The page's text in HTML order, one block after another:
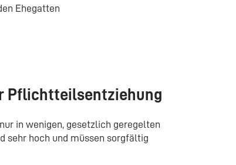
Ehegatten
Pflichtteilsentziehung
in wenigen, gesetzlich geregelten
sehr hoch und müssen sorgfältig